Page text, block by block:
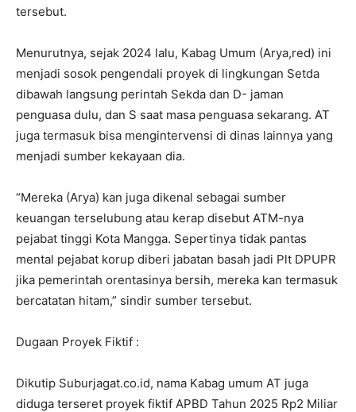
tersebut.
Menurutnya, sejak 2024 lalu, Kabag Umum (Arya,red) ini
menjadi sosok pengendali proyek di lingkungan Setda
dibawah langsung perintah Sekda dan D- jaman
penguasa dulu, dan S saat masa penguasa sekarang. AT
juga termasuk bisa mengintervensi di dinas lainnya yang
menjadi sumber kekayaan dia.
“Mereka (Arya) kan juga dikenal sebagai sumber
keuangan terselubung atau kerap disebut ATM-nya
pejabat tinggi Kota Mangga. Sepertinya tidak pantas
mental pejabat korup diberi jabatan basah jadi Plt DPUPR
jika pemerintah orentasinya bersih, mereka kan termasuk
bercatatan hitam,” sindir sumber tersebut.
Dugaan Proyek Fiktif :
Dikutip Suburjagat.co.id, nama Kabag umum AT juga
diduga terseret proyek fiktif APBD Tahun 2025 Rp2 Miliar